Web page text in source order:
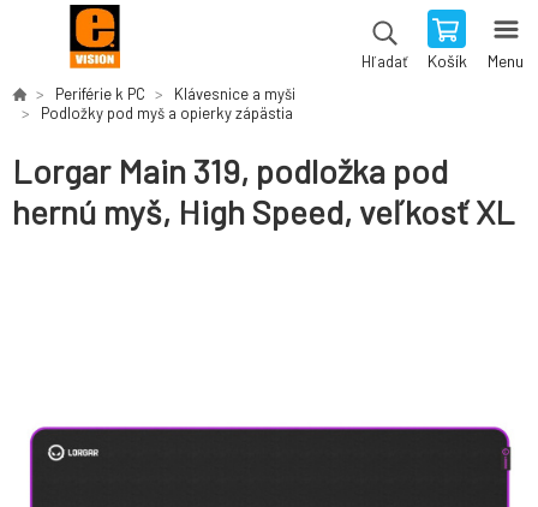
Hľadať Košík Menu
Periférie k PC
Klávesnice a myši
Podložky pod myš a opierky zápästia
Lorgar Main 319, podložka pod
hernú myš, High Speed, veľkosť XL